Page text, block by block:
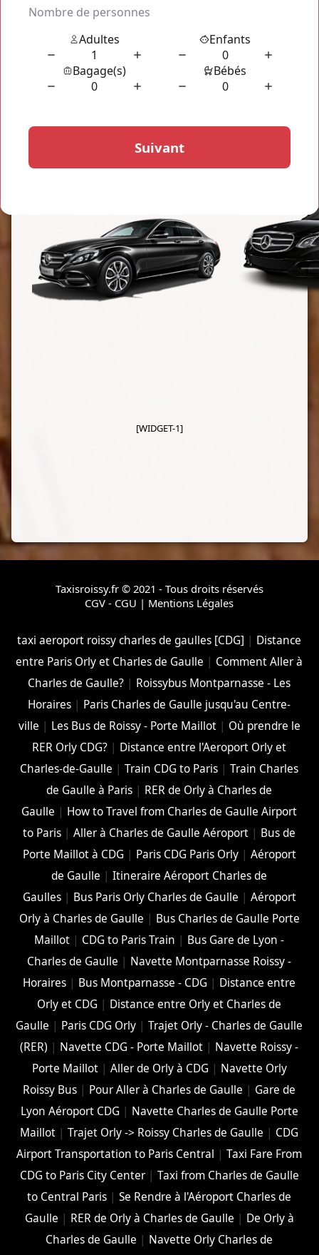
Profitez enfin d'un qualité de transport telle que vous la
méritez, votre chauffeur privé Transportation From CDG
Airport to Paris est un transport disponible en ligne toute
l'année mais surtout de jour comme de nuit, nous vous
donnons accès à un transport à votre disposition
continuellement sans limite de temps ni de distance
géographique, nous sommes totalement à votre disposition
Les Types de Véhicules
[WIDGET-1]
Taxisroissy.fr © 2021 - Tous droits réservés
CGV - CGU | Mentions Légales
taxi aeroport roissy charles de gaulles [CDG] | Distance
entre Paris Orly et Charles de Gaulle | Comment Aller à
Charles de Gaulle? | Roissybus Montparnasse - Les
Horaires | Paris Charles de Gaulle jusqu'au Centre-
ville | Les Bus de Roissy - Porte Maillot| Où prendre le
RER Orly CDG? | Distance entre l'Aeroport Orly et
Charles-de-Gaulle |Train CDG to Paris |Train Charles
de Gaulle à Paris | RER de Orly à Charles de
Gaulle | How to Travel from Charles de Gaulle Airport
to Paris |Aller à Charles de Gaulle Aéroport | Bus de
Porte Maillot à CDG | Paris CDG Paris Orly| Aéroport
de Gaulle |Itineraire Aéroport Charles de
Gaulles| Bus Paris Orly Charles de Gaulle | Aéroport
Orly à Charles de Gaulle | Bus Charles de Gaulle Porte
Maillot | CDG to Paris Train | Bus Gare de Lyon -
Charles de Gaulle | Navette Montparnasse Roissy -
Horaires | Bus Montparnasse - CDG | Distance entre
Orly et CDG | Distance entre Orly et Charles de
Gaulle | Paris CDG Orly |Trajet Orly - Charles de Gaulle
(RER) | Navette CDG - Porte Maillot | Navette Roissy -
Porte Maillot| Aller de Orly à CDG | Navette Orly
Roissy Bus | Pour Aller à Charles de Gaulle | Gare de
Lyon Aéroport CDG | Navette Charles de Gaulle Porte
Maillot |Trajet Orly -> Roissy Charles de Gaulle | CDG
Airport Transportation to Paris Central |Taxi Fare From
CDG to Paris City Center| Taxi from Charles de Gaulle
to Central Paris |Se Rendre à l'Aéroport Charles de
Gaulle | RER de Orly à Charles de Gaulle | De Orly à
Charles de Gaulle | Navette Orly Charles de